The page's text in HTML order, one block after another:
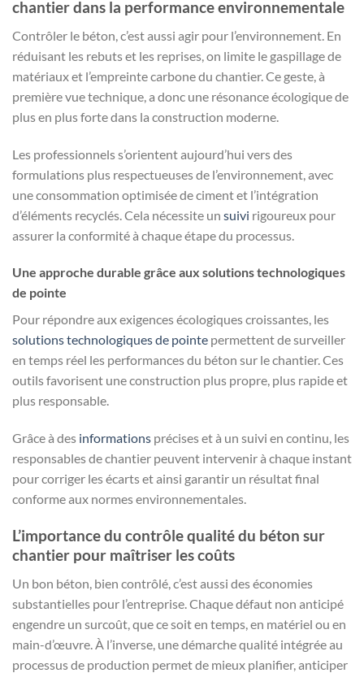
chantier dans la performance environnementale
Contrôler le béton, c’est aussi agir pour l’environnement. En
réduisant les rebuts et les reprises, on limite le gaspillage de
matériaux et l’empreinte carbone du chantier. Ce geste, à
première vue technique, a donc une résonance écologique de
plus en plus forte dans la construction moderne.
Les professionnels s’orientent aujourd’hui vers des
formulations plus respectueuses de l’environnement, avec
une consommation optimisée de ciment et l’intégration
d’éléments recyclés. Cela nécessite un suivi rigoureux pour
assurer la conformité à chaque étape du processus.
Une approche durable grâce aux solutions technologiques
de pointe
Pour répondre aux exigences écologiques croissantes, les
solutions technologiques de pointe permettent de surveiller
en temps réel les performances du béton sur le chantier. Ces
outils favorisent une construction plus propre, plus rapide et
plus responsable.
Grâce à des informations précises et à un suivi en continu, les
responsables de chantier peuvent intervenir à chaque instant
pour corriger les écarts et ainsi garantir un résultat final
conforme aux normes environnementales.
L’importance du contrôle qualité du béton sur
chantier pour maîtriser les coûts
Un bon béton, bien contrôlé, c’est aussi des économies
substantielles pour l’entreprise. Chaque défaut non anticipé
engendre un surcoût, que ce soit en temps, en matériel ou en
main-d’œuvre. À l’inverse, une démarche qualité intégrée au
processus de production permet de mieux planifier, anticiper